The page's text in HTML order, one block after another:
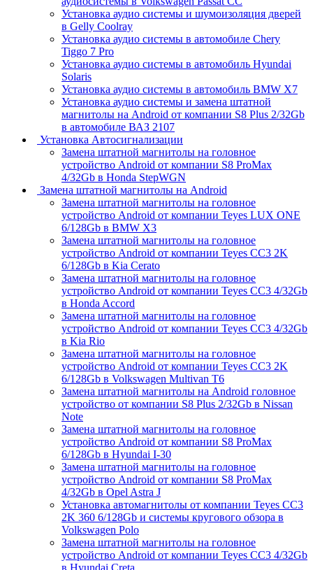
Установка аудио системы и шумоизоляция дверей
в Gelly Coolray
Установка аудио системы в автомобиле Chery
Tiggo 7 Pro
Установка аудио системы в автомобиль Hyundai
Solaris
Установка аудио системы в автомобиль BMW X7
Установка аудио системы и замена штатной
магнитолы на Android от компании S8 Plus 2/32Gb
в автомобиле ВАЗ 2107
Установка Автосигнализации
Замена штатной магнитолы на головное
устройство Android от компании S8 ProMax
4/32Gb в Honda StepWGN
Замена штатной магнитолы на Android
Замена штатной магнитолы на головное
устройство Android от компании Teyes LUX ONE
6/128Gb в BMW X3
Замена штатной магнитолы на головное
устройство Android от компании Teyes CC3 2K
6/128Gb в Kia Cerato
Замена штатной магнитолы на головное
устройство Android от компании Teyes CC3 4/32Gb
в Honda Accord
Замена штатной магнитолы на головное
устройство Android от компании Teyes CC3 4/32Gb
в Kia Rio
Замена штатной магнитолы на головное
устройство Android от компании Teyes CC3 2K
6/128Gb в Volkswagen Multivan T6
Замена штатной магнитолы на Android головное
устройство от компании S8 Plus 2/32Gb в Nissan
Note
Замена штатной магнитолы на головное
устройство Android от компании S8 ProMax
6/128Gb в Hyundai I-30
Замена штатной магнитолы на головное
устройство Android от компании S8 ProMax
4/32Gb в Opel Astra J
Установка автомагнитолы от компании Teyes CC3
2K 360 6/128Gb и системы кругового обзора в
Volkswagen Polo
Замена штатной магнитолы на головное
устройство Android от компании Teyes CC3 4/32Gb